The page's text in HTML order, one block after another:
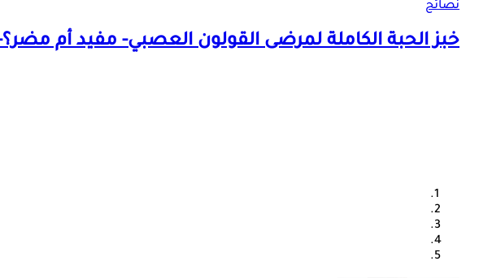
نصائح
خبز الحبة الكاملة لمرضى القولون العصبي- مفيد أم